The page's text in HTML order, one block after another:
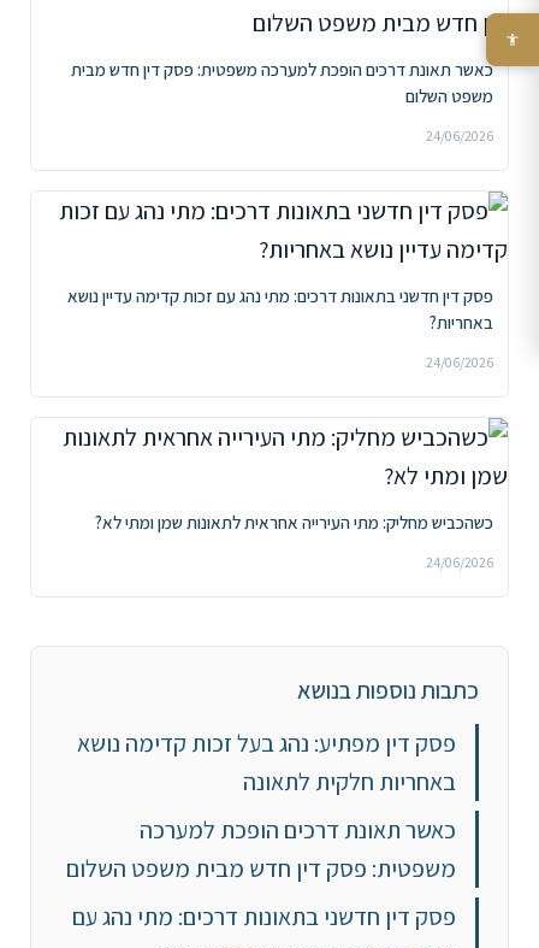
כאשר תאונת דרכים הופכת למערכה משפטית: פסק דין חדש מבית
משפט השלום
24/06/2026
פסק דין חדשני בתאונות דרכים: מתי נהג עם זכות קדימה עדיין נושא
באחריות?
24/06/2026
כשהכביש מחליק: מתי העירייה אחראית לתאונות שמן ומתי לא?
24/06/2026
כתבות נוספות בנושא
פסק דין מפתיע: נהג בעל זכות קדימה נושא
באחריות חלקית לתאונה
כאשר תאונת דרכים הופכת למערכה
משפטית: פסק דין חדש מבית משפט השלום
פסק דין חדשני בתאונות דרכים: מתי נהג עם